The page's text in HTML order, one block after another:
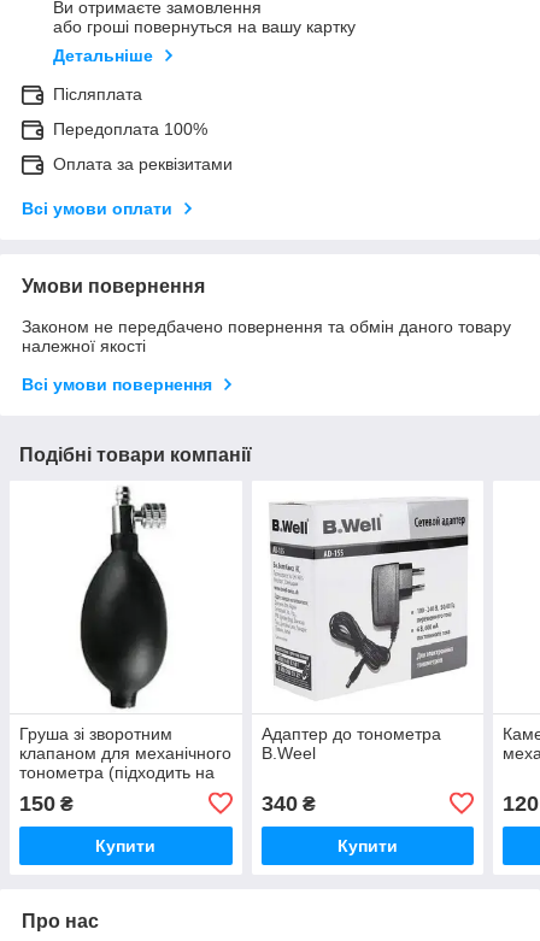
Ви отримаєте замовлення
або гроші повернуться на вашу картку
Детальніше
Післяплата
Передоплата 100%
Оплата за реквізитами
Всі умови оплати
Умови повернення
Законом не передбачено повернення та обмін даного товару
належної якості
Всі умови повернення
Подібні товари компанії
Груша зі зворотним
клапаном для механічного
тонометра (підходить на
всі механічні тонометри)
150 ₴
Купити
Адаптер до тонометра
B.Weel
340₴
Купити
120
Про нас